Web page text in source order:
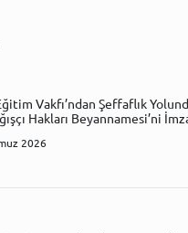
Vakfı’ndan Şeffaflık
Hakları Beyannamesi’ni
2026